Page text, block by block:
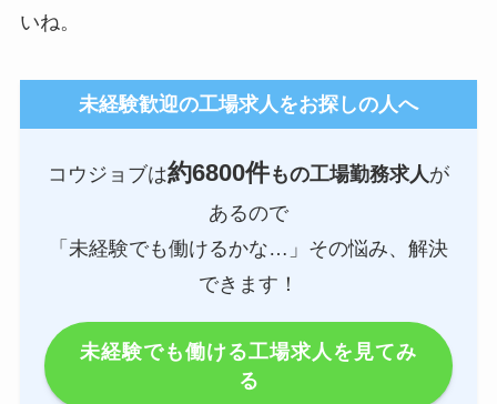
いね。
未経験歓迎の工場求人をお探しの人へ
コウジョブは約6800件もの工場勤務求人が
あるので
「未経験でも働けるかな…」その悩み、解決
できます！
未経験でも働ける工場求人を見てみ
る